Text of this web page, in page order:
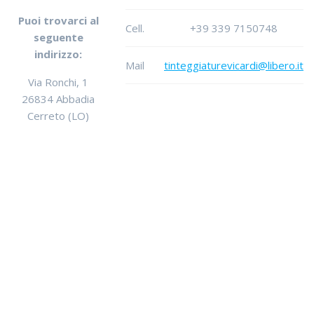
Puoi trovarci al
seguente
indirizzo:
Via Ronchi, 1
26834 Abbadia
Cerreto (LO)
Cell. +39 339 7150748
Mail tinteggiaturevicardi@libero.it